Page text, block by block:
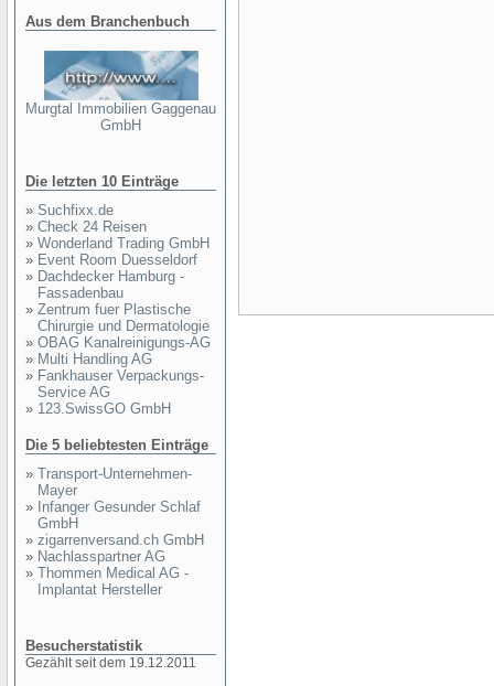
Aus dem Branchenbuch
Murgtal Immobilien Gaggenau
GmbH
Die letzten 10 Einträge
» Suchfixx.de
» Check 24 Reisen
» Wonderland Trading GmbH
» Event Room Duesseldorf
» Dachdecker Hamburg -
Fassadenbau
» Zentrum fuer Plastische
Chirurgie und Dermatologie
» OBAG Kanalreinigungs-AG
» Multi Handling AG
» Fankhauser Verpackungs-
Service AG
» 123.SwissGO GmbH
Die 5 beliebtesten Einträge
» Transport-Unternehmen-
Mayer
» Infanger Gesunder Schlaf
GmbH
» zigarrenversand.ch GmbH
» Nachlasspartner AG
» Thommen Medical AG -
Implantat Hersteller
Besucherstatistik
Gezählt seit dem 19.12.2011